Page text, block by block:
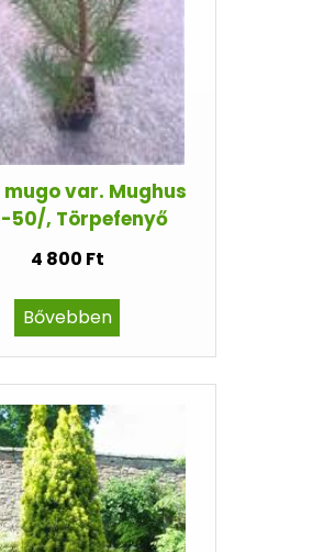
mugo var. Mughus
50/, Törpefenyő
4 800 Ft
Bővebben